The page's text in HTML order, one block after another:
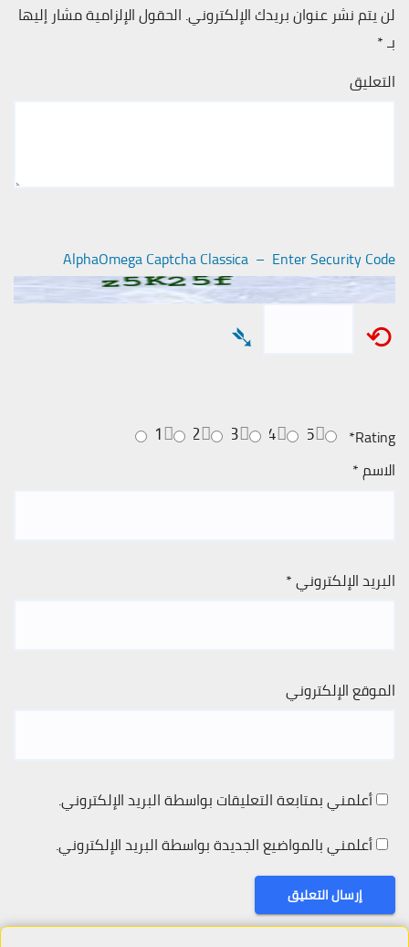
لن يتم نشر عنوان بريدك الإلكتروني. الحقول الإلزامية مشار إليها
بـ*
التعليق
AlphaOmega Captcha Classica – Enter Security Code
⟲
➴
Rating
*
5
4
3
2
1
الاسم*
البريد الإلكتروني*
الموقع الإلكتروني
أعلمني بمتابعة التعليقات بواسطة البريد الإلكتروني.
أعلمني بالمواضيع الجديدة بواسطة البريد الإلكتروني.